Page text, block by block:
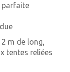
parfaite
m de long,
tentes reliées